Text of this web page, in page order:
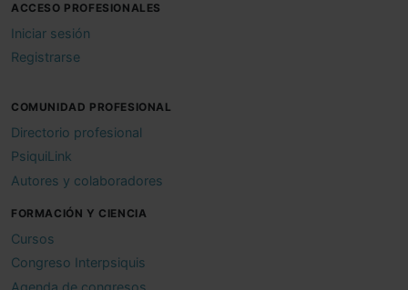
ACCESO PROFESIONALES
Iniciar sesión
Registrarse
COMUNIDAD PROFESIONAL
Directorio profesional
PsiquiLink
Autores y colaboradores
FORMACIÓN Y CIENCIA
Cursos
Congreso Interpsiquis
Agenda de congresos